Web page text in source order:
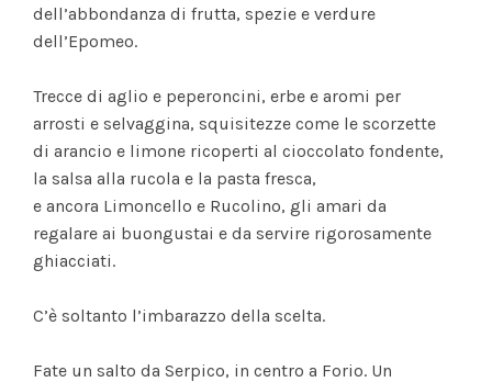
dell’abbondanza di frutta, spezie e verdure
dell’Epomeo.
Trecce di aglio e peperoncini, erbe e aromi per
arrosti e selvaggina, squisitezze come le scorzette
di arancio e limone ricoperti al cioccolato fondente,
la salsa alla rucola e la pasta fresca,
e ancora Limoncello e Rucolino, gli amari da
regalare ai buongustai e da servire rigorosamente
ghiacciati.
C’è soltanto l’imbarazzo della scelta.
Fate un salto da Serpico, in centro a Forio. Un